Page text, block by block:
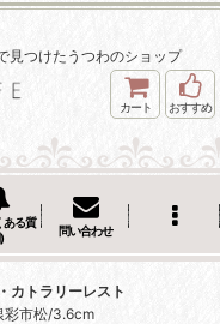
見つけたうつわのショップ
カート おすすめ
ある質
問い合わせ
カトラリーレスト
彩市松/3.6cm